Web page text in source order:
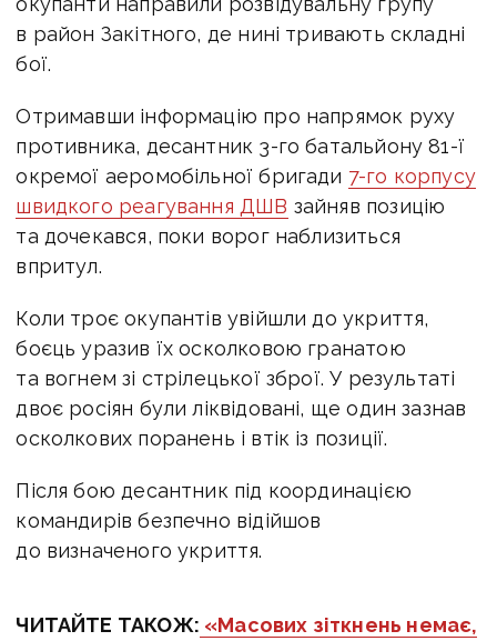
в район Закітного, де нині тривають складні
бої.
Отримавши інформацію про напрямок руху
противника, десантник 3-го батальйону 81-ї
окремої аеромобільної бригади 7-го корпусу
швидкого реагування ДШВ зайняв позицію
та дочекався, поки ворог наблизиться
впритул.
Коли троє окупантів увійшли до укриття,
боєць уразив їх осколковою гранатою
та вогнем зі стрілецької зброї. У результаті
двоє росіян були ліквідовані, ще один зазнав
осколкових поранень і втік із позиції.
Після бою десантник під координацією
командирів безпечно відійшов
до визначеного укриття.
ЧИТАЙТЕ ТАКОЖ: «Масових зіткнень немає,